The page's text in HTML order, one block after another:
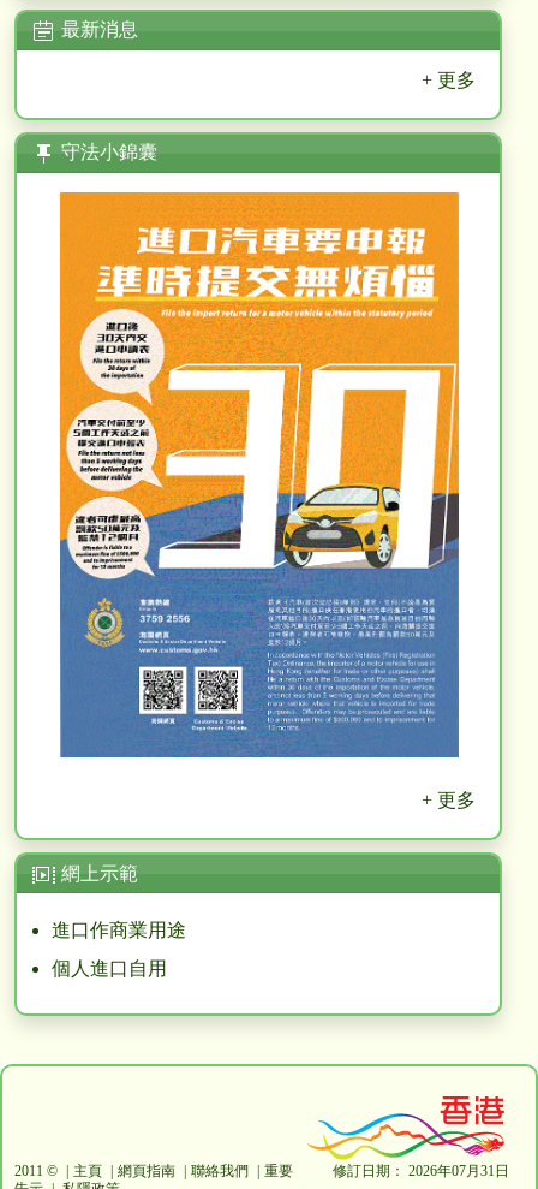
最新消息
+ 更多
守法小錦囊
+ 更多
網上示範
進口作商業用途
個人進口自用
2011 © 主頁 網頁指南 聯絡我們
重要
修訂日期： 2026年07月31日